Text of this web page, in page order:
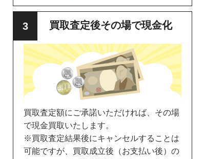
買取査定後その場で現金化
買取査定額にご承諾いただければ、その場
で現金買取いたします。
※買取査定結果後にキャンセルすることは
可能ですが、買取成立後（お支払い後）の